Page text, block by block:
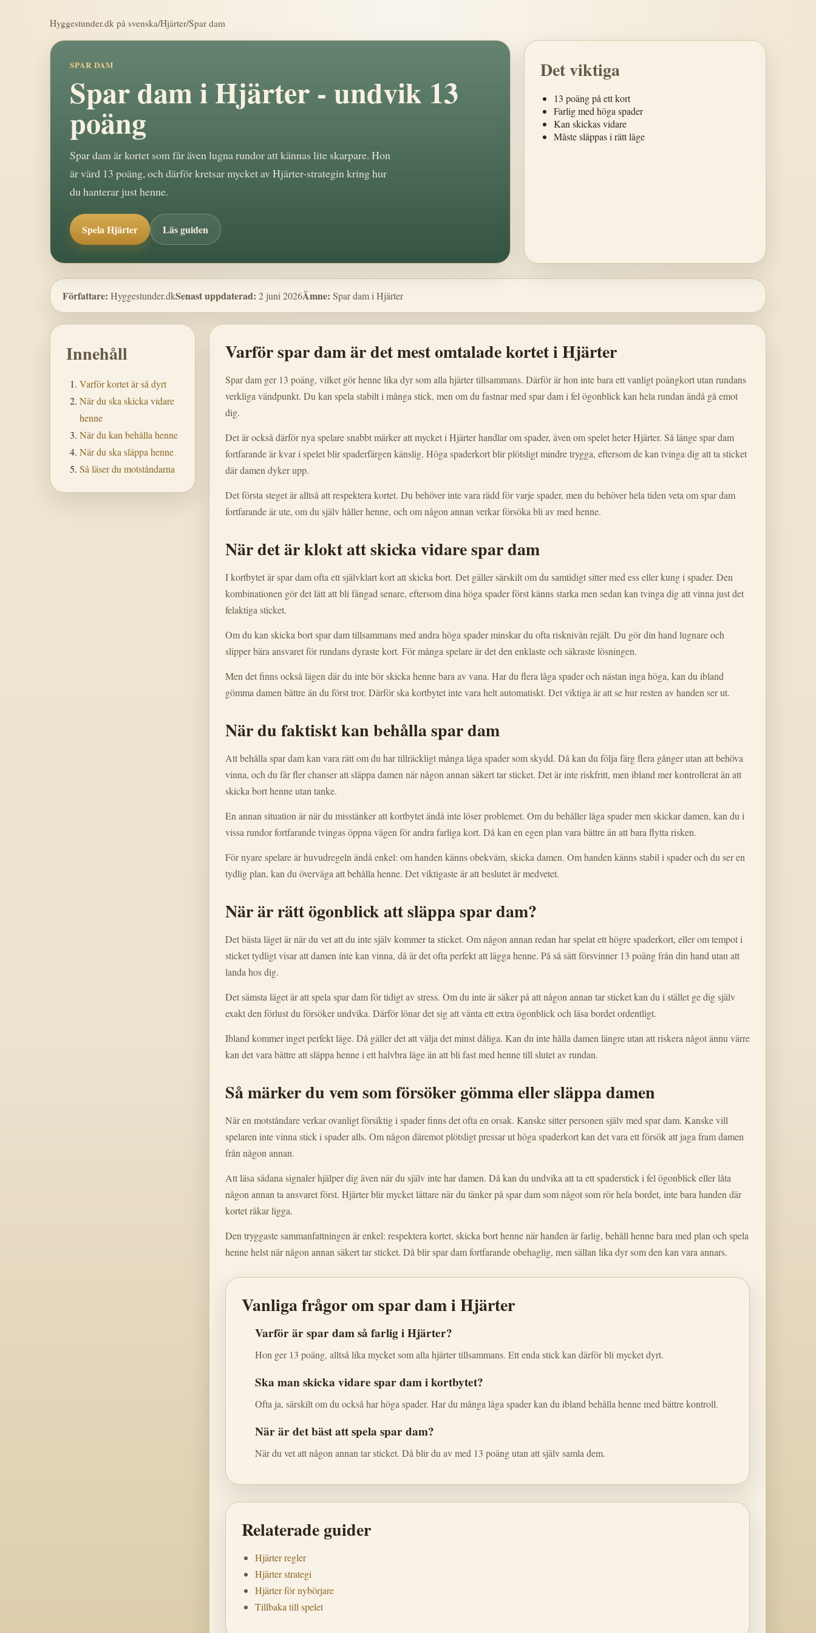
Hyggestunder.dk på svenska/Hjärter/Spar dam
SPAR DAM
Spar dam i Hjärter - undvik 13
poäng
Spar dam är kortet som får även lugna rundor att kännas lite skarpare. Hon
är värd 13 poäng, och därför kretsar mycket av Hjärter-strategin kring hur
du hanterar just henne.
Spela Hjärter Läs guiden
Det viktiga
13 poäng på ett kort
Farlig med höga spader
Kan skickas vidare
Måste släppas i rätt läge
Författare: Hyggestunder.dkSenast uppdaterad: 2 juni 2026Ämne: Spar dam i Hjärter
Innehåll
Varför kortet är så dyrt
När du ska skicka vidare
henne
När du kan behålla henne
När du ska släppa henne
Så läser du motståndarna
Varför spar dam är det mest omtalade kortet i Hjärter
Spar dam ger 13 poäng, vilket gör henne lika dyr som alla hjärter tillsammans. Därför är hon inte bara ett vanligt poängkort utan rundans
verkliga vändpunkt. Du kan spela stabilt i många stick, men om du fastnar med spar dam i fel ögonblick kan hela rundan ändå gå emot
dig.
Det är också därför nya spelare snabbt märker att mycket i Hjärter handlar om spader, även om spelet heter Hjärter. Så länge spar dam
fortfarande är kvar i spelet blir spaderfärgen känslig. Höga spaderkort blir plötsligt mindre trygga, eftersom de kan tvinga dig att ta sticket
där damen dyker upp.
Det första steget är alltså att respektera kortet. Du behöver inte vara rädd för varje spader, men du behöver hela tiden veta om spar dam
fortfarande är ute, om du själv håller henne, och om någon annan verkar försöka bli av med henne.
När det är klokt att skicka vidare spar dam
I kortbytet är spar dam ofta ett självklart kort att skicka bort. Det gäller särskilt om du samtidigt sitter med ess eller kung i spader. Den
kombinationen gör det lätt att bli fångad senare, eftersom dina höga spader först känns starka men sedan kan tvinga dig att vinna just det
felaktiga sticket.
Om du kan skicka bort spar dam tillsammans med andra höga spader minskar du ofta risknivån rejält. Du gör din hand lugnare och
slipper bära ansvaret för rundans dyraste kort. För många spelare är det den enklaste och säkraste lösningen.
Men det finns också lägen där du inte bör skicka henne bara av vana. Har du flera låga spader och nästan inga höga, kan du ibland
gömma damen bättre än du först tror. Därför ska kortbytet inte vara helt automatiskt. Det viktiga är att se hur resten av handen ser ut.
När du faktiskt kan behålla spar dam
Att behålla spar dam kan vara rätt om du har tillräckligt många låga spader som skydd. Då kan du följa färg flera gånger utan att behöva
vinna, och du får fler chanser att släppa damen när någon annan säkert tar sticket. Det är inte riskfritt, men ibland mer kontrollerat än att
skicka bort henne utan tanke.
En annan situation är när du misstänker att kortbytet ändå inte löser problemet. Om du behåller låga spader men skickar damen, kan du i
vissa rundor fortfarande tvingas öppna vägen för andra farliga kort. Då kan en egen plan vara bättre än att bara flytta risken.
För nyare spelare är huvudregeln ändå enkel: om handen känns obekväm, skicka damen. Om handen känns stabil i spader och du ser en
tydlig plan, kan du överväga att behålla henne. Det viktigaste är att beslutet är medvetet.
När är rätt ögonblick att släppa spar dam?
Det bästa läget är när du vet att du inte själv kommer ta sticket. Om någon annan redan har spelat ett högre spaderkort, eller om tempot i
sticket tydligt visar att damen inte kan vinna, då är det ofta perfekt att lägga henne. På så sätt försvinner 13 poäng från din hand utan att
landa hos dig.
Det sämsta läget är att spela spar dam för tidigt av stress. Om du inte är säker på att någon annan tar sticket kan du i stället ge dig själv
exakt den förlust du försöker undvika. Därför lönar det sig att vänta ett extra ögonblick och läsa bordet ordentligt.
Ibland kommer inget perfekt läge. Då gäller det att välja det minst dåliga. Kan du inte hålla damen längre utan att riskera något ännu värre
kan det vara bättre att släppa henne i ett halvbra läge än att bli fast med henne till slutet av rundan.
Så märker du vem som försöker gömma eller släppa damen
När en motståndare verkar ovanligt försiktig i spader finns det ofta en orsak. Kanske sitter personen själv med spar dam. Kanske vill
spelaren inte vinna stick i spader alls. Om någon däremot plötsligt pressar ut höga spaderkort kan det vara ett försök att jaga fram damen
från någon annan.
Att läsa sådana signaler hjälper dig även när du själv inte har damen. Då kan du undvika att ta ett spaderstick i fel ögonblick eller låta
någon annan ta ansvaret först. Hjärter blir mycket lättare när du tänker på spar dam som något som rör hela bordet, inte bara handen där
kortet råkar ligga.
Den tryggaste sammanfattningen är enkel: respektera kortet, skicka bort henne när handen är farlig, behåll henne bara med plan och spela
henne helst när någon annan säkert tar sticket. Då blir spar dam fortfarande obehaglig, men sällan lika dyr som den kan vara annars.
Vanliga frågor om spar dam i Hjärter
Varför är spar dam så farlig i Hjärter?
Hon ger 13 poäng, alltså lika mycket som alla hjärter tillsammans. Ett enda stick kan därför bli mycket dyrt.
Ska man skicka vidare spar dam i kortbytet?
Ofta ja, särskilt om du också har höga spader. Har du många låga spader kan du ibland behålla henne med bättre kontroll.
När är det bäst att spela spar dam?
När du vet att någon annan tar sticket. Då blir du av med 13 poäng utan att själv samla dem.
Relaterade guider
Hjärter regler
Hjärter strategi
Hjärter för nybörjare
Tillbaka till spelet